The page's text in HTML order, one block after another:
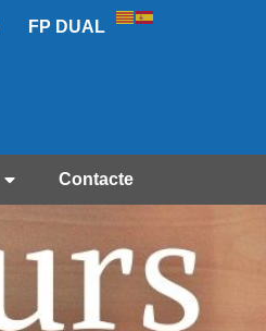
FP DUAL
Contacte